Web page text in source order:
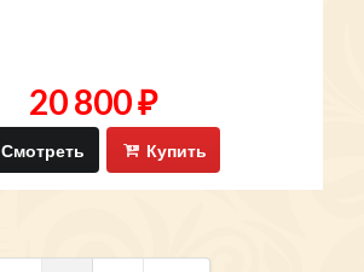
20 800 ₽
Смотреть Купить